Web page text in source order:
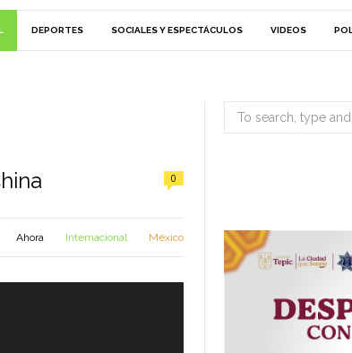
DEPORTES SOCIALES Y ESPECTÁCULOS VIDEOS
0
Ahora Internacional México
Search
for: